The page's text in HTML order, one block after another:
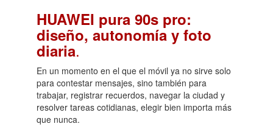
HUAWEI pura 90s pro:
diseño, autonomía y foto
diaria.
En un momento en el que el móvil ya no sirve solo
para contestar mensajes, sino también para
trabajar, registrar recuerdos, navegar la ciudad y
resolver tareas cotidianas, elegir bien importa más
que nunca.